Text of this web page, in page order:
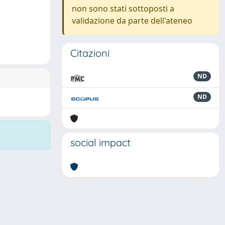
non sono stati sottoposti a
validazione da parte dell'ateneo
Citazioni
ND
ND
social impact